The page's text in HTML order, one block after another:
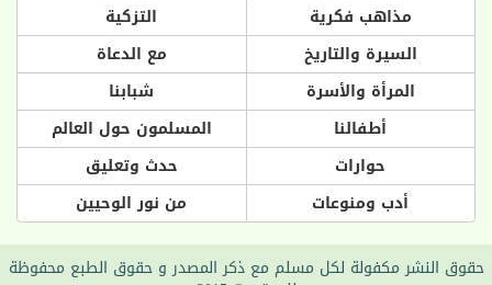
مذاهب فكرية
التزكية
السيرة والتاريخ
مع الدعاة
المرأة والأسرة
شبابنا
أطفالنا
المسلمون حول العالم
حوارات
حدث وتعليق
أدب ومنوعات
من نور الوحيين
حقوق النشر مكفولة لكل مسلم مع ذكر المصدر و حقوق الطبع محفوظة